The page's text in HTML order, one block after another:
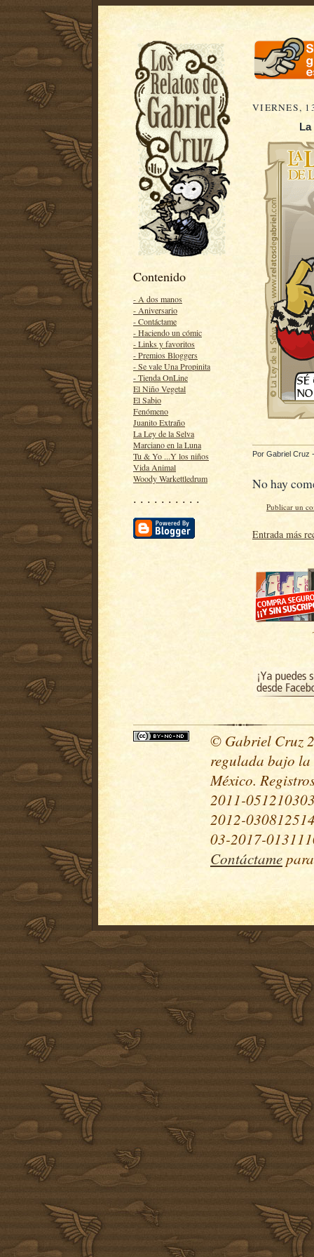
Contenido
- A dos manos
- Aniversario
- Contáctame
- Haciendo un cómic
- Links y favoritos
- Premios Bloggers
- Se vale Una Propinita
- Tienda OnLine
El Niño Vegetal
El Sabio
Fenómeno
Juanito Extraño
La Ley de la Selva
Marciano en la Luna
Tu & Yo ...Y los niños
Vida Animal
Woody Warkettledrum
· · · · · · · · · ·
VIERNES,
La
Por Gabriel Cruz
No hay
Publicar un
Entrada más
© Gabriel Cruz
regulada bajo la
México.
2011-
2012-
03-2017-
Contáctame